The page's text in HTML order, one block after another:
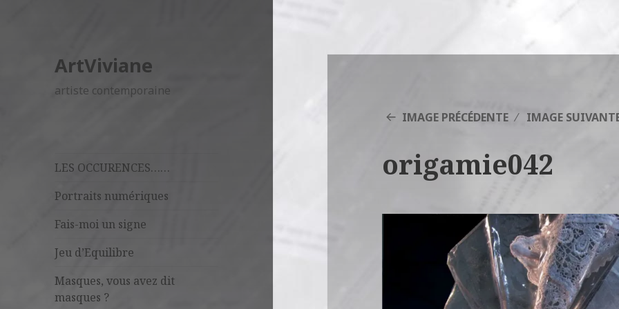
ArtViviane
artiste contemporaine
LES OCCURENCES……
Portraits numériques
Fais-moi un signe
Jeu d’Equilibre
Masques, vous avez dit
masques ?
IMAGE PRÉCÉDENTE IMAGE
origamie042